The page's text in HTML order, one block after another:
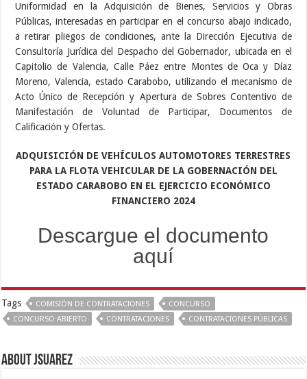
Uniformidad en la Adquisición de Bienes, Servicios y Obras
Públicas, interesadas en participar en el concurso abajo indicado,
a retirar pliegos de condiciones, ante la Dirección Ejecutiva de
Consultoría Jurídica del Despacho del Gobernador, ubicada en el
Capitolio de Valencia, Calle Páez entre Montes de Oca y Díaz
Moreno, Valencia, estado Carabobo, utilizando el mecanismo de
Acto Único de Recepción y Apertura de Sobres Contentivo de
Manifestación de Voluntad de Participar, Documentos de
Calificación y Ofertas.
ADQUISICIÓN DE VEHÍCULOS AUTOMOTORES TERRESTRES
PARA LA FLOTA VEHICULAR DE LA GOBERNACIÓN DEL
ESTADO CARABOBO EN EL EJERCICIO ECONÓMICO
FINANCIERO 2024
Descargue el documento
aquí
Tags COMISIÓN DE CONTRATACIONES
CONCURSO
CONCURSO ABIERTO
CONTRATACIONES CONTRATACIONES PÚBLICAS
About Jsuarez